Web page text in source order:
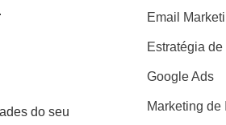
do seu
Email
Estratégia
Google Ads
Marketing de